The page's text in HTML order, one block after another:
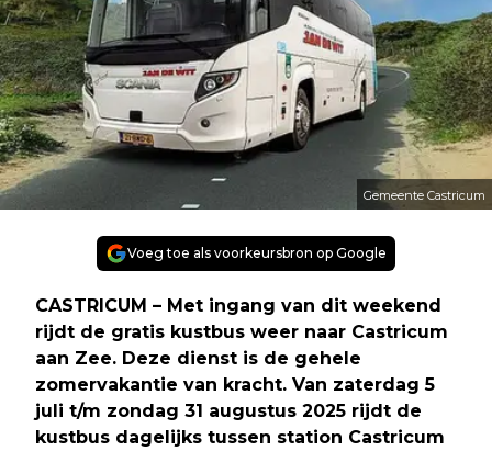
Gemeente Castricum
Voeg toe als voorkeursbron op Google
CASTRICUM – Met ingang van dit weekend
rijdt de gratis kustbus weer naar Castricum
aan Zee. Deze dienst is de gehele
zomervakantie van kracht. Van zaterdag 5
juli t/m zondag 31 augustus 2025 rijdt de
kustbus dagelijks tussen station Castricum